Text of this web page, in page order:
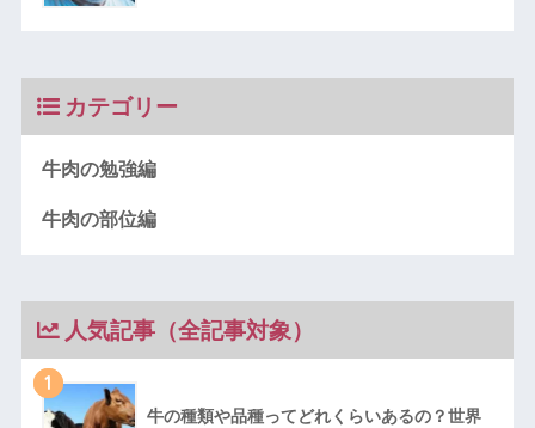
カテゴリー
牛肉の勉強編
牛肉の部位編
人気記事（全記事対象）
1
牛の種類や品種ってどれくらいあるの？世界